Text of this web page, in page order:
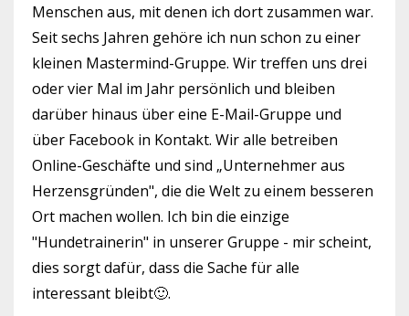
Menschen aus, mit denen ich dort zusammen war.
Seit sechs Jahren gehöre ich nun schon zu einer
kleinen Mastermind-Gruppe. Wir treffen uns drei
oder vier Mal im Jahr persönlich und bleiben
darüber hinaus über eine E-Mail-Gruppe und
über Facebook in Kontakt. Wir alle betreiben
Online-Geschäfte und sind „Unternehmer aus
Herzensgründen", die die Welt zu einem besseren
Ort machen wollen. Ich bin die einzige
"Hundetrainerin" in unserer Gruppe - mir scheint,
dies sorgt dafür, dass die Sache für alle
interessant bleibt🙂.